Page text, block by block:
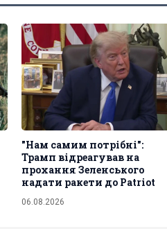
"Нам самим потрібні":
Трамп відреагував на
прохання Зеленського
надати ракети до Patriot
06.08.2026